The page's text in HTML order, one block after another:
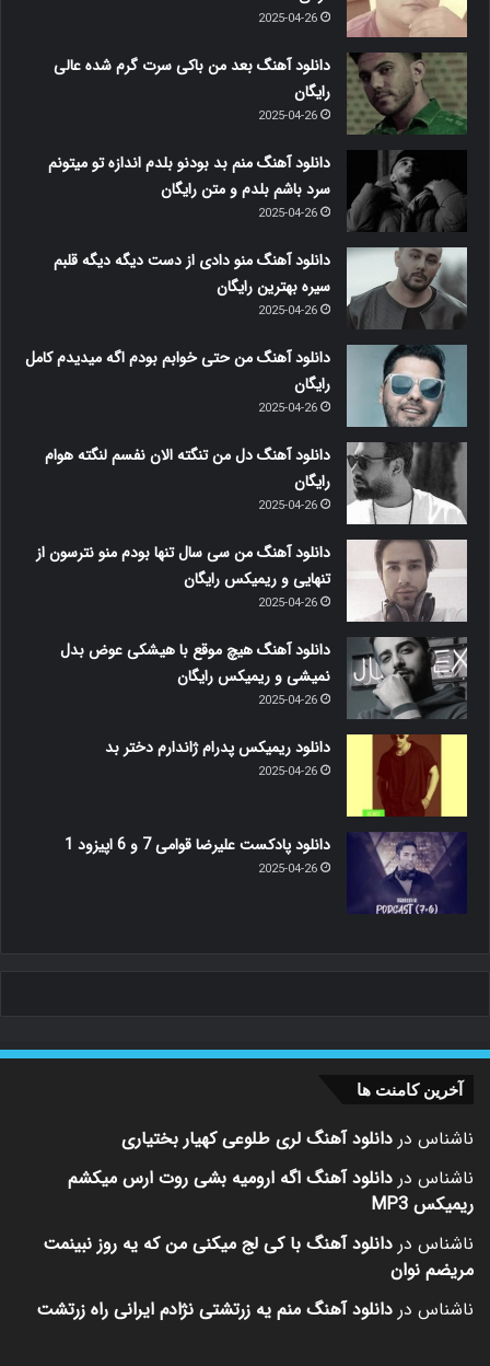
2025-04-26
دانلود آهنگ بعد من باکی سرت گرم شده عالی
رایگان
2025-04-26
دانلود آهنگ منم بد بودنو بلدم اندازه تو میتونم
سرد باشم بلدم و متن رایگان
2025-04-26
دانلود آهنگ منو دادی از دست دیگه دیگه قلبم
سیره بهترین رایگان
2025-04-26
دانلود آهنگ من حتی خوابم بودم اگه میدیدم کامل
رایگان
2025-04-26
دانلود آهنگ دل من تنگته الان نفسم لنگته هوام
رایگان
2025-04-26
دانلود آهنگ من سی سال تنها بودم منو نترسون از
تنهایی و ریمیکس رایگان
2025-04-26
دانلود آهنگ هیچ موقع با هیشکی عوض بدل
نمیشی و ریمیکس رایگان
2025-04-26
دانلود ریمیکس پدرام ژاندارم دختر بد
2025-04-26
دانلود پادکست علیرضا قوامی 7 و 6 اپیزود 1
2025-04-26
آخرین کامنت ها
ناشناس در دانلود آهنگ لری طلوعی کهیار بختیاری
ناشناس در دانلود آهنگ اگه ارومیه بشی روت ارس میکشم
ریمیکس MP3
ناشناس در دانلود آهنگ با کی لج میکنی من که یه روز نبینمت
مریضم نوان
ناشناس در دانلود آهنگ منم یه زرتشتی نژادم ایرانی راه زرتشت